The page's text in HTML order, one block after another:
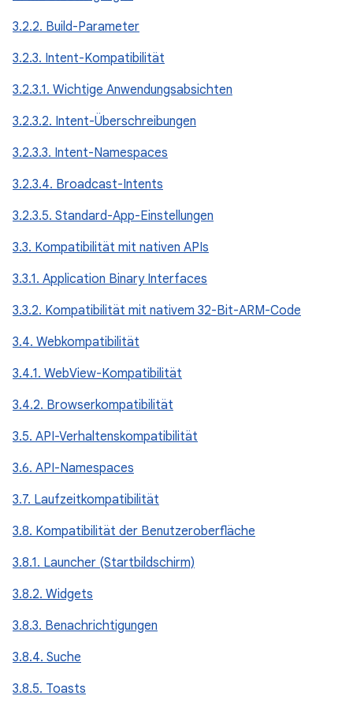
3.2.2. Build-Parameter
3.2.3. Intent-Kompatibilität
3.2.3.1. Wichtige Anwendungsabsichten
3.2.3.2. Intent-Überschreibungen
3.2.3.3. Intent-Namespaces
3.2.3.4. Broadcast-Intents
3.2.3.5. Standard-App-Einstellungen
3.3. Kompatibilität mit nativen APIs
3.3.1. Application Binary Interfaces
3.3.2. Kompatibilität mit nativem 32-Bit-ARM-Code
3.4. Webkompatibilität
3.4.1. WebView-Kompatibilität
3.4.2. Browserkompatibilität
3.5. API-Verhaltenskompatibilität
3.6. API-Namespaces
3.7. Laufzeitkompatibilität
3.8. Kompatibilität der Benutzeroberfläche
3.8.1. Launcher (Startbildschirm)
3.8.2. Widgets
3.8.3. Benachrichtigungen
3.8.4. Suche
3.8.5. Toasts